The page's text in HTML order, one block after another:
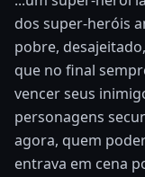
dos super-heróis
pobre,
que no final
vencer seus
personagens
agora, quem
entrava em cena